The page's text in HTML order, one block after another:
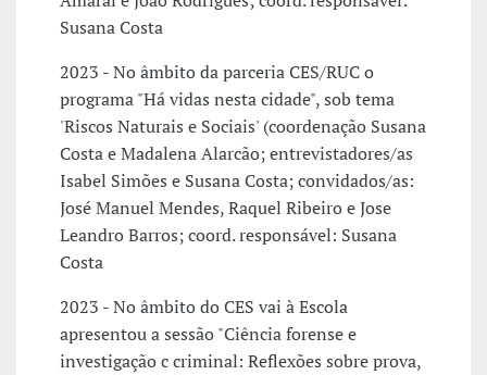
Susana Costa
2023 - No âmbito da parceria CES/RUC o
programa "Há vidas nesta cidade", sob tema
'Riscos Naturais e Sociais' (coordenação Susana
Costa e Madalena Alarcão; entrevistadores/as
Isabel Simões e Susana Costa; convidados/as:
José Manuel Mendes, Raquel Ribeiro e Jose
Leandro Barros; coord. responsável: Susana
Costa
2023 - No âmbito do CES vai à Escola
apresentou a sessão "Ciência forense e
investigação c criminal: Reflexões sobre prova,